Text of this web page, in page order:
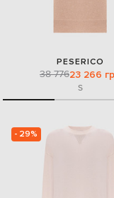
PESERICO
38 77623 266
S
- 29%